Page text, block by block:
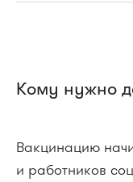
Кому нужно
Вакцинацию
и работников